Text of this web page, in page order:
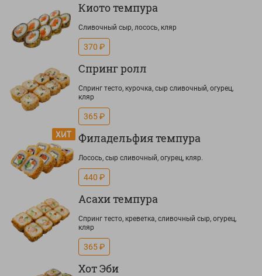
Киото темпура
Сливочный сыр, лосось, кляр
370 ₽
Спринг ролл
Спринг тесто, курочка, сыр сливочный, огурец,
кляр
365 ₽
Филадельфия темпура
Лосось, сыр сливочный, огурец, кляр.
440 ₽
Асахи темпура
Спринг тесто, креветка, сливочный сыр, огурец,
кляр
365 ₽
Хот Эби